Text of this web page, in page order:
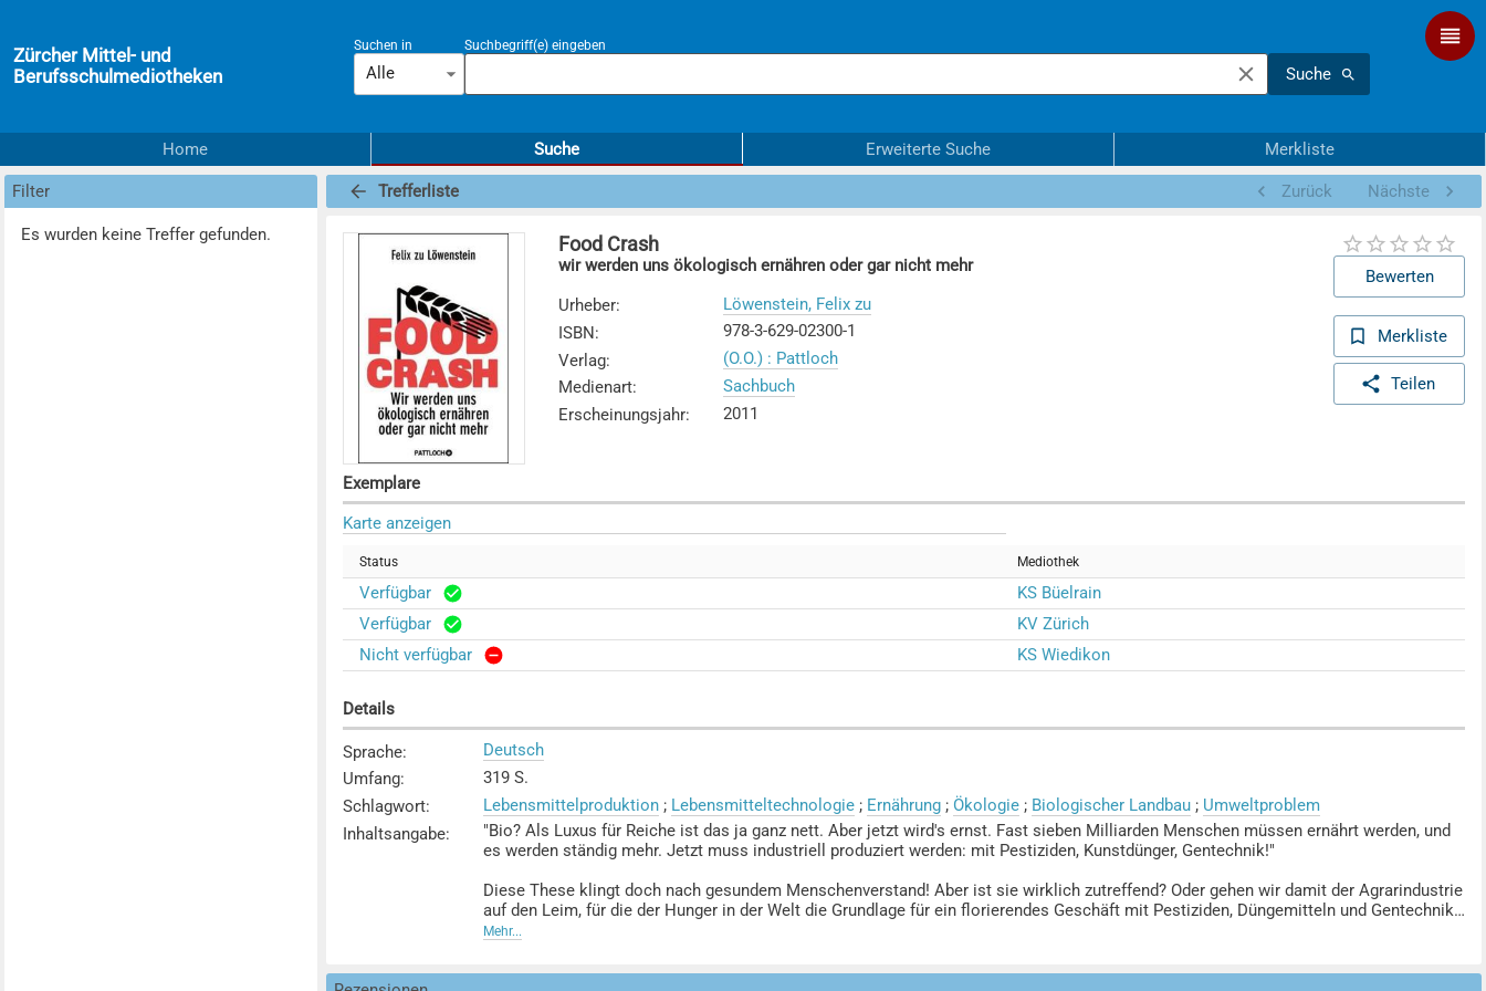
Zürcher Mittel- und
Berufsschulmediotheken
Suchen in
Alle
Suchbegriff(e) eingeben
Suche
Home Suche Erweiterte Suche Merkliste
Filter
Es wurden keine Treffer gefunden.
Trefferliste Zurück Nächste
Food Crash
wir werden uns ökologisch ernähren oder gar nicht mehr
Urheber:
Löwenstein, Felix zu
ISBN:
978-3-629-02300-1
Verlag:
(O.O.) : Pattloch
Medienart:
Sachbuch
Erscheinungsjahr: 2011
Bewerten
Merkliste
Teilen
Exemplare
Karte anzeigen
Status Mediothek
Verfügbar
KS Büelrain
Verfügbar
KV Zürich
Nicht verfügbar
KS Wiedikon
Details
Sprache:
Deutsch
Umfang:
319 S.
Schlagwort: Lebensmittelproduktion; Lebensmitteltechnologie; Ernährung; Ökologie; Biologischer Landbau; Umweltproblem
Inhaltsangabe:
"Bio? Als Luxus für Reiche ist das ja ganz nett. Aber jetzt wird's ernst. Fast sieben Milliarden Menschen müssen ernährt werden, und
es werden ständig mehr. Jetzt muss industriell produziert werden: mit Pestiziden, Kunstdünger, Gentechnik!"
Diese These klingt doch nach gesundem Menschenverstand! Aber ist sie wirklich zutreffend? Oder gehen wir damit der Agrarindustrie
auf den Leim, für die der Hunger in der Welt die Grundlage für ein florierendes Geschäft mit Pestiziden, Düngemitteln und Gentechnik-
Saatgut ist?
In seinem Buch FOOD Crash macht der international angesehene Fachmann für Ökolandbau Felix zu Löwenstein verständlich, dass
Mehr...